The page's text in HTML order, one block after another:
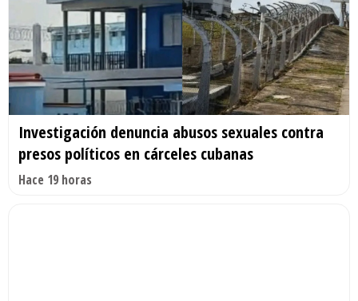
Investigación denuncia abusos sexuales contra
presos políticos en cárceles cubanas
Hace 19 horas